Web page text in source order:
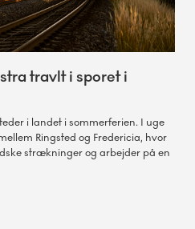
travlt i sporet i
i landet i sommerferien. I uge
Ringsted og Fredericia, hvor
strækninger og arbejder på en